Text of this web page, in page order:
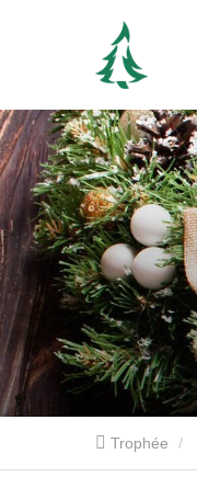
Trophée